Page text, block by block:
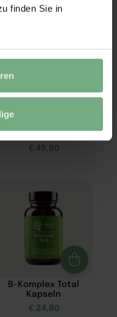
finden Sie in
€ 49,80
B-Komplex Total
Kapseln
€ 24,80